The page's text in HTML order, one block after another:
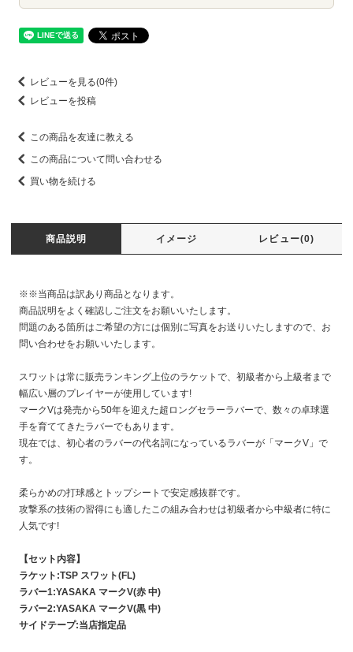
レビューを見る(0件)
レビューを投稿
この商品を友達に教える
この商品について問い合わせる
買い物を続ける
商品説明 イメージ レビュー(0)
※※当商品は訳あり商品となります。
商品説明をよく確認しご注文をお願いいたします。
問題のある箇所はご希望の方には個別に写真をお送りいたしますので、お
問い合わせをお願いいたします。
スワットは常に販売ランキング上位のラケットで、初級者から上級者まで
幅広い層のプレイヤーが使用しています!
マークVは発売から50年を迎えた超ロングセラーラバーで、数々の卓球選
手を育ててきたラバーでもあります。
現在では、初心者のラバーの代名詞になっているラバーが「マークV」で
す。
柔らかめの打球感とトップシートで安定感抜群です。
攻撃系の技術の習得にも適したこの組み合わせは初級者から中級者に特に
人気です!
【セット内容】
ラケット:TSP スワット(FL)
ラバー1:YASAKA マークV(赤 中)
ラバー2:YASAKA マークV(黒 中)
サイドテープ:当店指定品